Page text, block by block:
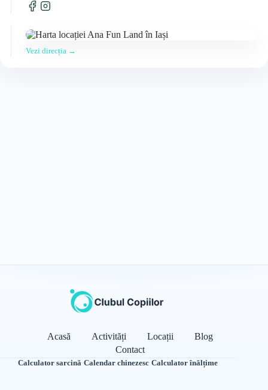
Vezi direcția →
Acasă Activități Locații
Blog
Contact
Calculator sarcină·Calendar chinezesc·Calculator înălțime